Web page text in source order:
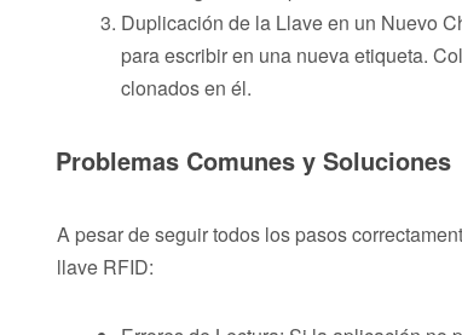
Duplicación de la Llave en un Nuevo
para escribir en una nueva etiqueta.
clonados en él.
Problemas Comunes y Soluciones
A pesar de seguir todos los pasos
llave RFID: